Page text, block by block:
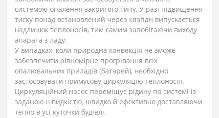
системою опалення закритого типу. У разі підвищення
тиску понад встановлений через клапан випускається
надлишок теплоносія, тим самим запобігаючи виходу
апарата з ладу.
У випадках, коли природна конвекція не зможе
забезпечити рівномірне прогрівання всіх
опалювальних приладів (батарей), необхідно
застосовувати примусову циркуляцію теплоносія.
Циркуляційний насос переміщує рідину по системі із
заданою швидкістю, швидко й ефективно доставляючи
тепло в усі куточки будівлі.